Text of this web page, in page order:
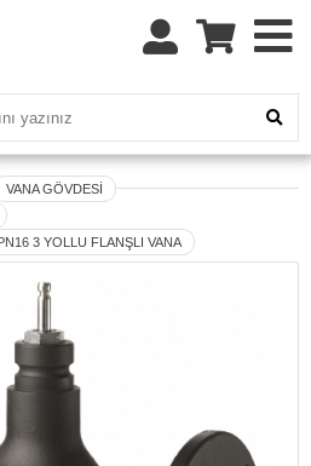
VANA GÖVDESİ
3 YOLLU FLANŞLI VANA